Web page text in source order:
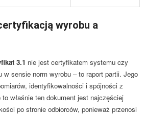
wyrobu a
3.1 nie jest certyfikatem systemu czy
w sensie norm wyrobu – to raport partii. Jego
identyfikowalności i spójności z
właśnie ten dokument jest najczęściej
po stronie odbiorców, ponieważ przenosi